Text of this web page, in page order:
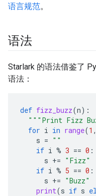
语言规范。
语法
Starlark 的语法借鉴了
语法：
def fizz_buzz(n):
"""Print Fizz
for i in range(1 ,
s = ""
if i % 3 == 0 :
s += "Fizz"
if i % 5 == 0 :
s += "Buzz"
print(s if s